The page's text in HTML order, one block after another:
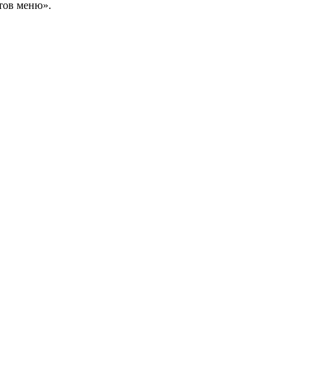
меню».